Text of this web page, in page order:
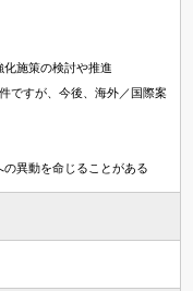
化施策の検討や推進
ですが、今後、海外／国際案
の異動を命じることがある